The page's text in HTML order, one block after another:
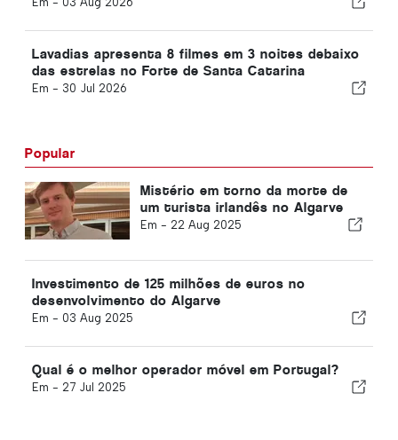
Lavadias apresenta 8 filmes em 3 noites debaixo
das estrelas no Forte de Santa Catarina
Em - 30 Jul 2026
Popular
Mistério em torno da morte de
um turista irlandês no Algarve
Em - 22 Aug 2025
Investimento de 125 milhões de euros no
desenvolvimento do Algarve
Em - 03 Aug 2025
Qual é o melhor operador móvel em Portugal?
Em - 27 Jul 2025